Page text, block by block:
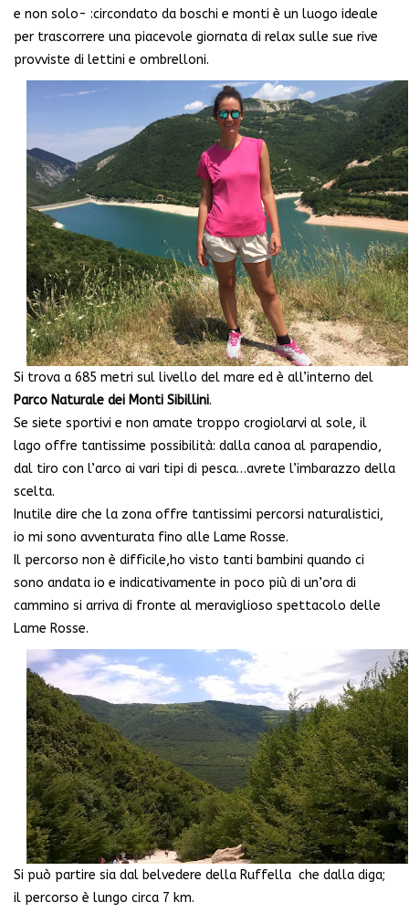
e non solo- :circondato da boschi e monti è un luogo ideale
per trascorrere una piacevole giornata di relax sulle sue rive
provviste di lettini e ombrelloni.
Si trova a 685 metri sul livello del mare ed è all’interno del
Parco Naturale dei Monti Sibillini.
Se siete sportivi e non amate troppo crogiolarvi al sole, il
lago offre tantissime possibilità: dalla canoa al parapendio,
dal tiro con l’arco ai vari tipi di pesca…avrete l’imbarazzo della
scelta.
Inutile dire che la zona offre tantissimi percorsi naturalistici,
io mi sono avventurata fino alle Lame Rosse.
Il percorso non è difficile,ho visto tanti bambini quando ci
sono andata io e indicativamente in poco più di un’ora di
cammino si arriva di fronte al meraviglioso spettacolo delle
Lame Rosse.
Si può partire sia dal belvedere della Ruffella che dalla diga;
il percorso è lungo circa 7 km.